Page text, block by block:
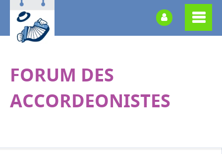
FORUM DES
ACCORDEONISTES